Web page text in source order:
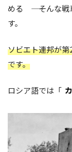
める ―― そんな戦
す。
ソビエト連邦が
です。
ロシア語では「